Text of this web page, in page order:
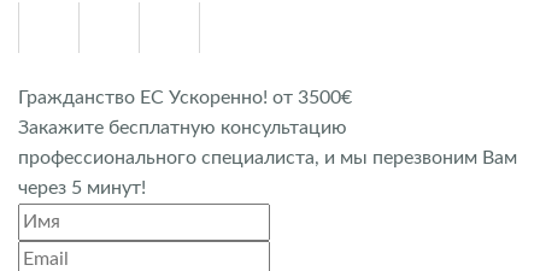
Гражданство ЕС Ускоренно! от 3500€
Закажите бесплатную консультацию
профессионального специалиста, и мы перезвоним Вам
через 5 минут!